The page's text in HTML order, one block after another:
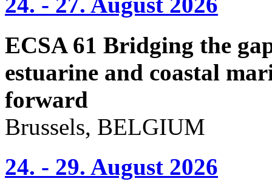
ECSA 61 Bridging the
estuarine and coastal
forward
Brussels, BELGIUM
24. - 29. August 2026